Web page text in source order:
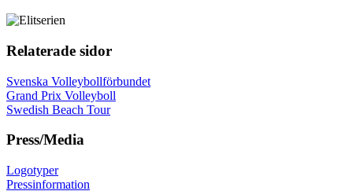
Relaterade sidor
Svenska Volleybollförbundet
Grand Prix Volleyboll
Swedish Beach Tour
Press/Media
Logotyper
Pressinformation